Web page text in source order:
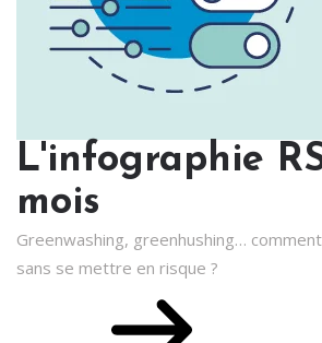
L'infographie
mois
Greenwashing, greenhushing…
sans se mettre en risque ?